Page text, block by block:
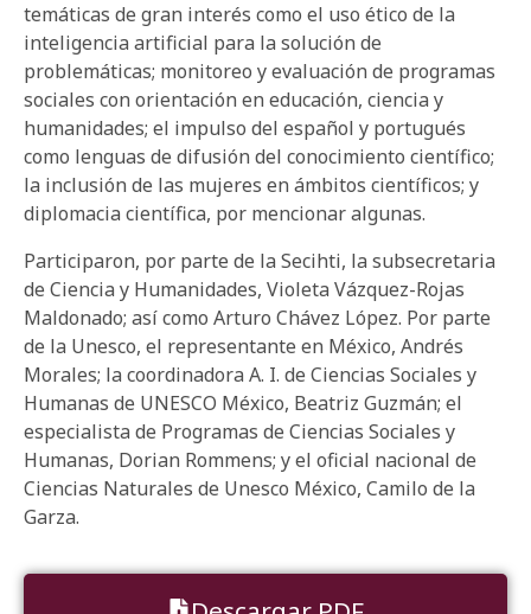
temáticas de gran interés como el uso ético de la
inteligencia artificial para la solución de
problemáticas; monitoreo y evaluación de programas
sociales con orientación en educación, ciencia y
humanidades; el impulso del español y portugués
como lenguas de difusión del conocimiento científico;
la inclusión de las mujeres en ámbitos científicos; y
diplomacia científica, por mencionar algunas.
Participaron, por parte de la Secihti, la subsecretaria
de Ciencia y Humanidades, Violeta Vázquez-Rojas
Maldonado; así como Arturo Chávez López. Por parte
de la Unesco, el representante en México, Andrés
Morales; la coordinadora A. I. de Ciencias Sociales y
Humanas de UNESCO México, Beatriz Guzmán; el
especialista de Programas de Ciencias Sociales y
Humanas, Dorian Rommens; y el oficial nacional de
Ciencias Naturales de Unesco México, Camilo de la
Garza.